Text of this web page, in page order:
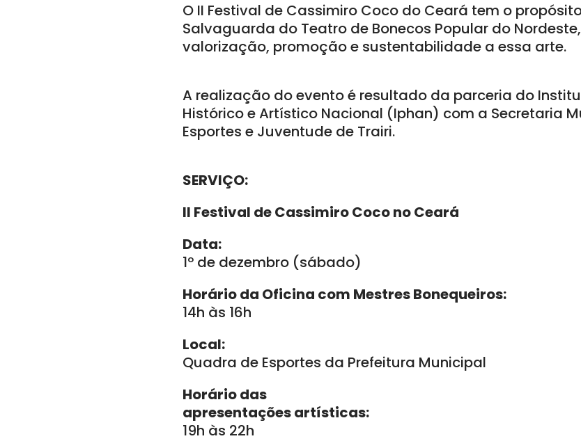
O II Festival de Cassimiro Coco do Ceará tem o
Salvaguarda do Teatro de Bonecos Popular do
valorização, promoção e sustentabilidade a essa arte.
A realização do evento é resultado da parceria do
Histórico e Artístico Nacional (Iphan) com a Secretaria
Esportes e Juventude de Trairi.
SERVIÇO:
II Festival de Cassimiro Coco no Ceará
Data:
1º de dezembro (sábado)
Horário da Oficina com Mestres Bonequeiros:
14h às 16h
Local:
Quadra de Esportes da Prefeitura Municipal
Horário das
apresentações artísticas:
19h às 22h